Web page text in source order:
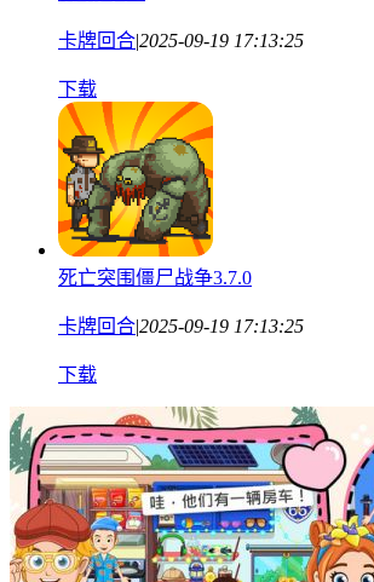
卡牌回合|2025-09-19 17:13:25
下载
死亡突围僵尸战争3.7.0
卡牌回合|2025-09-19 17:13:25
下载